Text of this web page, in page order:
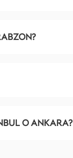
O ANKARA?